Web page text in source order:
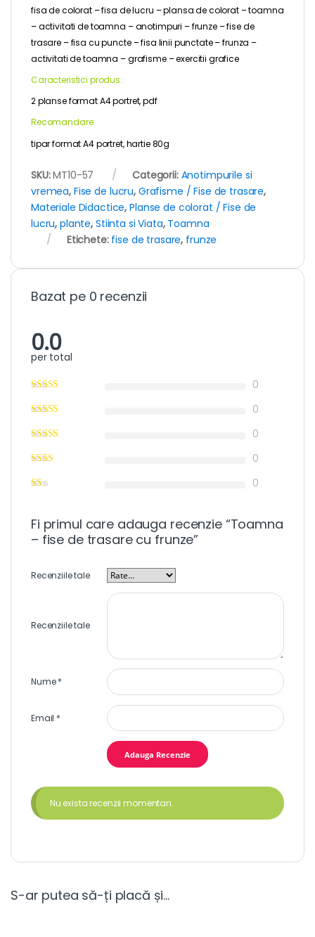
fisa de colorat – fisa de lucru – plansa de colorat – toamna
– activitati de toamna – anotimpuri – frunze – fise de
trasare – fisa cu puncte – fisa linii punctate – frunza –
activitati de toamna – grafisme – exercitii grafice
Caracteristici produs:
2 planse format A4 portret, pdf
Recomandare:
tipar format A4 portret, hartie 80g
SKU:MT10-57 Categorii: Anotimpurile si
vremea, Fise de lucru, Grafisme / Fise de trasare,
Materiale Didactice,Planse de colorat / Fise de
lucru,plante, Stiinta si Viata, Toamna
Etichete: fise de trasare, frunze
Bazat pe 0 recenzii
0.0
per total
0
0
0
0
0
Fi primul care adauga recenzie “Toamna
– fise de trasare cu frunze”
Recenziile tale
Recenziile tale
Nume*
Email *
Nu exista recenzii momentan.
S-ar putea să-ți placă și…